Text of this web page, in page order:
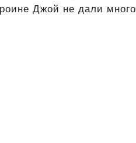
Джой не дали много